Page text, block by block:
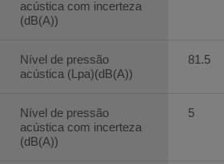
acústica com incerteza
(dB(A))
Nível de pressão
acústica (Lpa)(dB(A))
Nível de pressão
acústica com incerteza
(dB(A))
81.5
5